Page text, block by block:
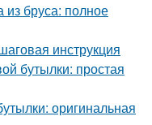
из бруса: полное
инструкция
бутылки: простая
оригинальная